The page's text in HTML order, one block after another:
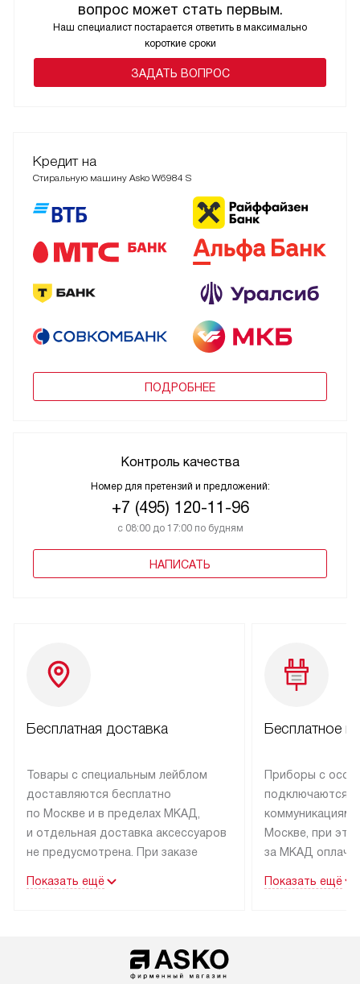
вопрос может стать первым.
Наш специалист постарается ответить в максимально
короткие сроки
ЗАДАТЬ ВОПРОС
Кредит на
Стиральную машину Asko W6984 S
ПОДРОБНЕЕ
Контроль качества
Номер для претензий и предложений:
+7 (495) 120-11-96
с 08:00 до 17:00 по будням
НАПИСАТЬ
Бесплатная доставка
Товары с специальным лейблом
доставляются бесплатно
по Москве и в пределах МКАД,
и отдельная доставка аксессуаров
не предусмотрена. При заказе
рекомендуем обсудить
со статусом «В наличии» могут
быть отправлены покупателю
Показать ещё
Бесплатное
Приборы с
подключаются к
коммуникациям
Москве, при
за МКАД
партнера
Показать ещё